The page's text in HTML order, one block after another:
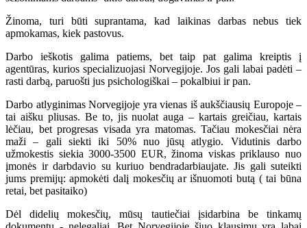
Žinoma, turi būti suprantama, kad laikinas darbas nebus tiek
apmokamas, kiek pastovus.
Darbo ieškotis galima patiems, bet taip pat galima kreiptis į
agentūras, kurios specializuojasi Norvegijoje. Jos gali labai padėti –
rasti darbą, paruošti jus psichologiškai – pokalbiui ir pan.
Darbo atlyginimas Norvegijoje yra vienas iš aukščiausių Europoje –
tai aišku pliusas. Be to, jis nuolat auga – kartais greičiau, kartais
lėčiau, bet progresas visada yra matomas. Tačiau mokesčiai nėra
maži – gali siekti iki 50% nuo jūsų atlygio. Vidutinis darbo
užmokestis siekia 3000-3500 EUR, žinoma viskas priklauso nuo
įmonės ir darbdavio su kuriuo bendradarbiaujate. Jis gali suteikti
jums premijų: apmokėti dalį mokesčių ar išnuomoti butą ( tai būna
retai, bet pasitaiko)
Dėl didelių mokesčių, mūsų tautiečiai įsidarbina be tinkamų